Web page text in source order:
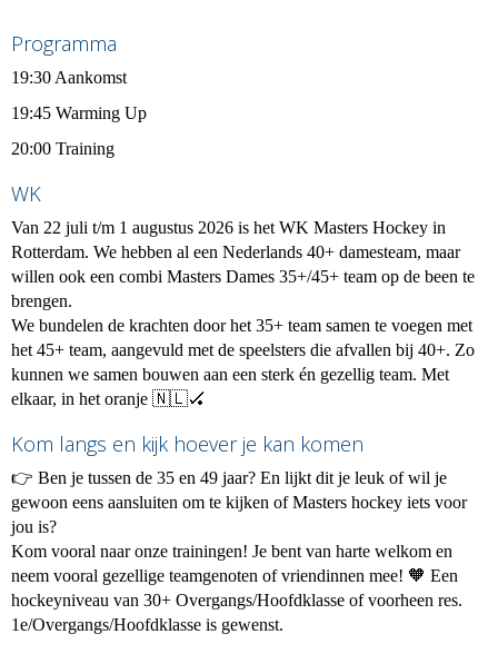
Programma
19:30 Aankomst
19:45 Warming Up
20:00 Training
WK
Van 22 juli t/m 1 augustus 2026 is het WK Masters Hockey in
Rotterdam. We hebben al een Nederlands 40+ damesteam, maar
willen ook een combi Masters Dames 35+/45+ team op de been te
brengen.
We bundelen de krachten door het 35+ team samen te voegen met
het 45+ team, aangevuld met de speelsters die afvallen bij 40+. Zo
kunnen we samen bouwen aan een sterk én gezellig team. Met
elkaar, in het oranje 🇳🇱🏑
Kom langs en kijk hoever je kan komen
👉 Ben je tussen de 35 en 49 jaar? En lijkt dit je leuk of wil je
gewoon eens aansluiten om te kijken of Masters hockey iets voor
jou is?
Kom vooral naar onze trainingen! Je bent van harte welkom en
neem vooral gezellige teamgenoten of vriendinnen mee! 🧡 Een
hockeyniveau van 30+ Overgangs/Hoofdklasse of voorheen res.
1e/Overgangs/Hoofdklasse is gewenst.